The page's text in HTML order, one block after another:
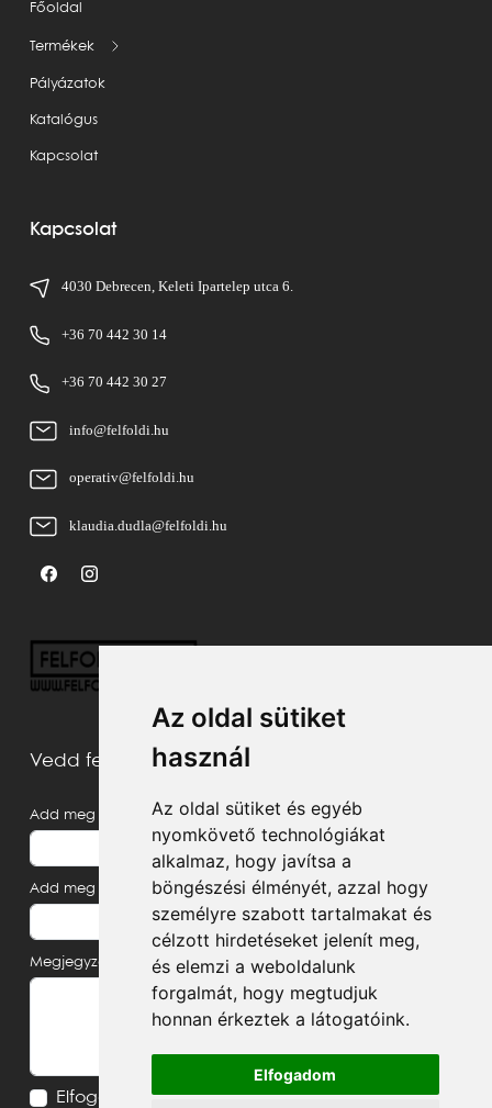
Az oldal sütiket
használ
Az oldal sütiket és egyéb
nyomkövető technológiákat
alkalmaz, hogy javítsa a
böngészési élményét, azzal hogy
személyre szabott tartalmakat és
célzott hirdetéseket jelenít meg,
és elemzi a weboldalunk
forgalmát, hogy megtudjuk
honnan érkeztek a látogatóink.
Elfogadom
Főoldal
Termékek
Pályázatok
Katalógus
Kapcsolat
Kapcsolat
4030 Debrecen, Keleti Ipartelep utca 6.
+36 70 442 30 14
+36 70 442 30 27
info@felfoldi.hu
operativ@felfoldi.hu
klaudia.dudla@felfoldi.hu
Vedd fel velünk a kapcsolatot
Add meg a neved
Add meg az e-mail címed
Megjegyzés, üzenet
Elfogadom azAdatvédelmi tájékoztatót